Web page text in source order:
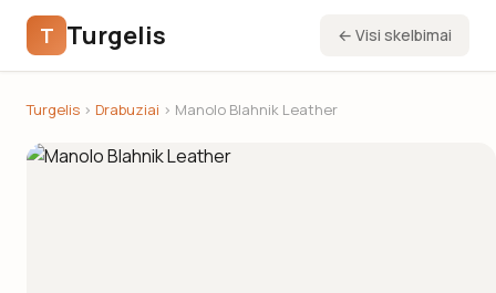
T Turgelis ← Visi skelbimai
Turgelis › Drabuziai › Manolo Blahnik Leather